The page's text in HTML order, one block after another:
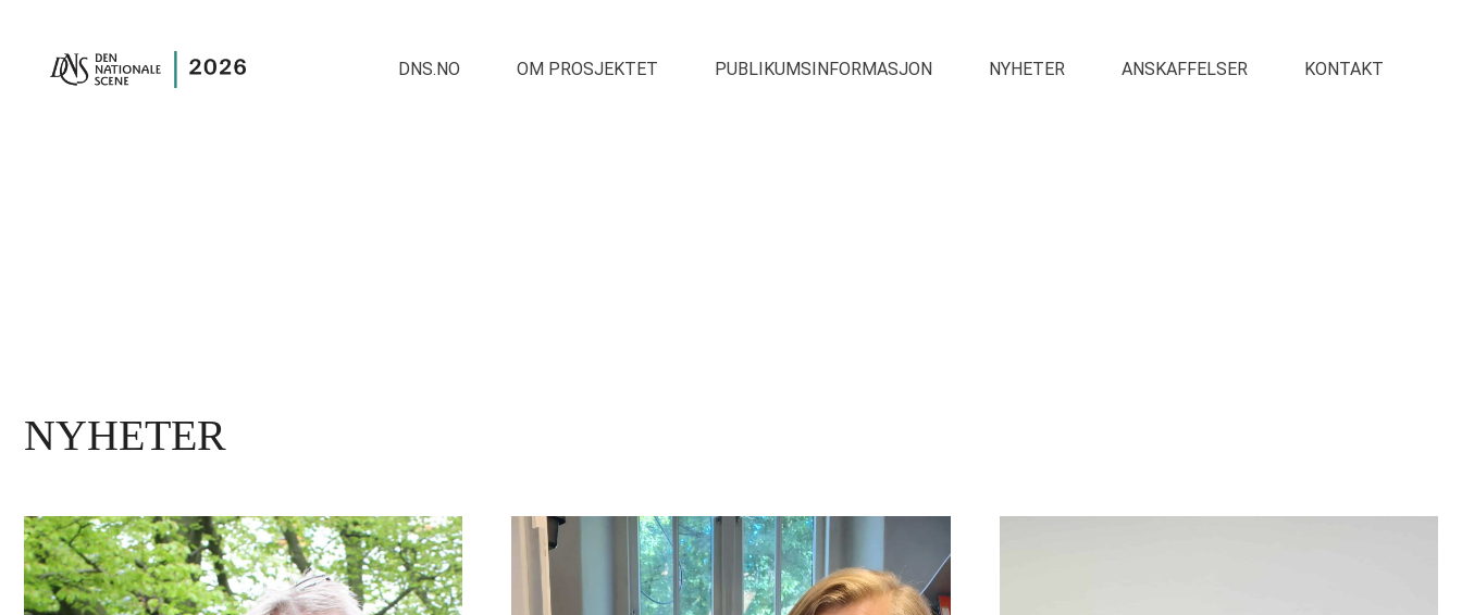
DNS.NO OM PROSJEKTET PUBLIKUMSINFORMASJON NYHETER ANSKAFFELSER KONTAKT
NYHETER